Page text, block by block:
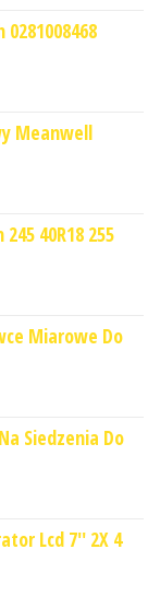
Meanwell
40R18 255
Miarowe Do
Siedzenia Do
Lcd 7'' 2X 4